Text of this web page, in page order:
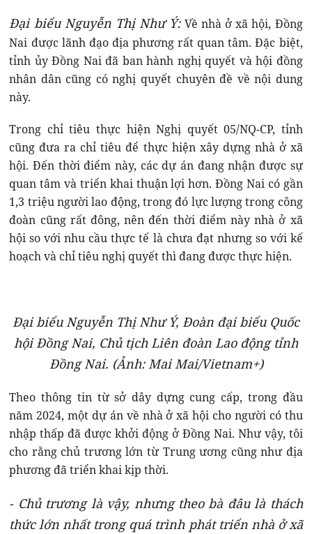
Đại biểu Nguyễn Thị Như Ý:Về nhà ở xã hội, Đồng
Nai được lãnh đạo địa phương rất quan tâm. Đặc biệt,
tỉnh ủy Đồng Nai đã ban hành nghị quyết và hội đồng
nhân dân cũng có nghị quyết chuyên đề về nội dung
này.
Trong chỉ tiêu thực hiện Nghị quyết 05/NQ-CP, tỉnh
cũng đưa ra chỉ tiêu để thực hiện xây dựng nhà ở xã
hội. Đến thời điểm này, các dự án đang nhận được sự
quan tâm và triển khai thuận lợi hơn. Đồng Nai có gần
1,3 triệu người lao động, trong đó lực lượng trong công
đoàn cũng rất đông, nên đến thời điểm này nhà ở xã
hội so với nhu cầu thực tế là chưa đạt nhưng so với kế
hoạch và chỉ tiêu nghị quyết thì đang được thực hiện.
Đại biểu Nguyễn Thị Như Ý, Đoàn đại biểu Quốc
hội Đồng Nai, Chủ tịch Liên đoàn Lao động tỉnh
Đồng Nai. (Ảnh: Mai Mai/Vietnam+)
Theo thông tin từ sở dây dựng cung cấp, trong đầu
năm 2024, một dự án về nhà ở xã hội cho người có thu
nhập thấp đã được khởi động ở Đồng Nai. Như vậy, tôi
cho rằng chủ trương lớn từ Trung ương cũng như địa
phương đã triển khai kịp thời.
- Chủ trương là vậy, nhưng theo bà đâu là thách
thức lớn nhất trong quá trình phát triển nhà ở xã